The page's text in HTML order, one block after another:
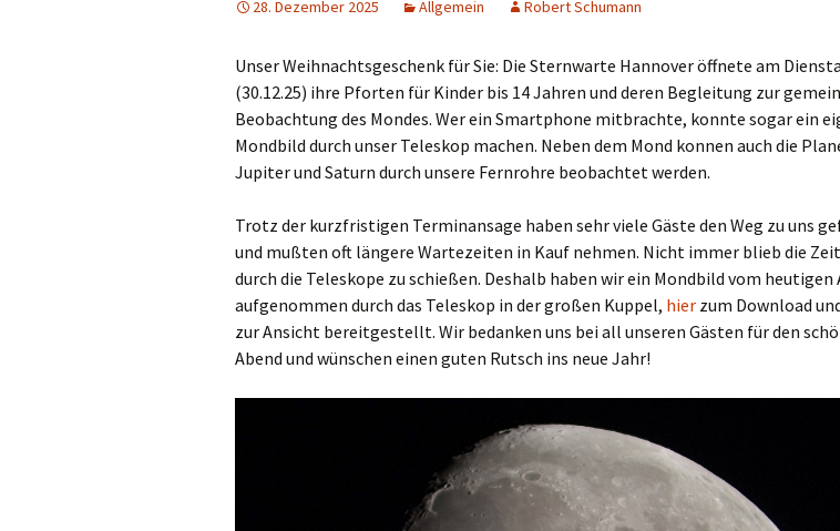
28. Dezember 2025 Allgemein Robert Schumann
Unser Weihnachtsgeschenk für Sie: Die Sternwarte Hannover öffnete am
(30.12.25) ihre Pforten für Kinder bis 14 Jahren und deren Begleitung zur
Beobachtung des Mondes. Wer ein Smartphone mitbrachte, konnte sogar ein
Mondbild durch unser Teleskop machen. Neben dem Mond konnen auch die
Jupiter und Saturn durch unsere Fernrohre beobachtet werden.
Trotz der kurzfristigen Terminansage haben sehr viele Gäste den Weg zu uns
und mußten oft längere Wartezeiten in Kauf nehmen. Nicht immer blieb die
durch die Teleskope zu schießen. Deshalb haben wir ein Mondbild vom heutigen
aufgenommen durch das Teleskop in der großen Kuppel, hier zum Download
zur Ansicht bereitgestellt. Wir bedanken uns bei all unseren Gästen für den
Abend und wünschen einen guten Rutsch ins neue Jahr!